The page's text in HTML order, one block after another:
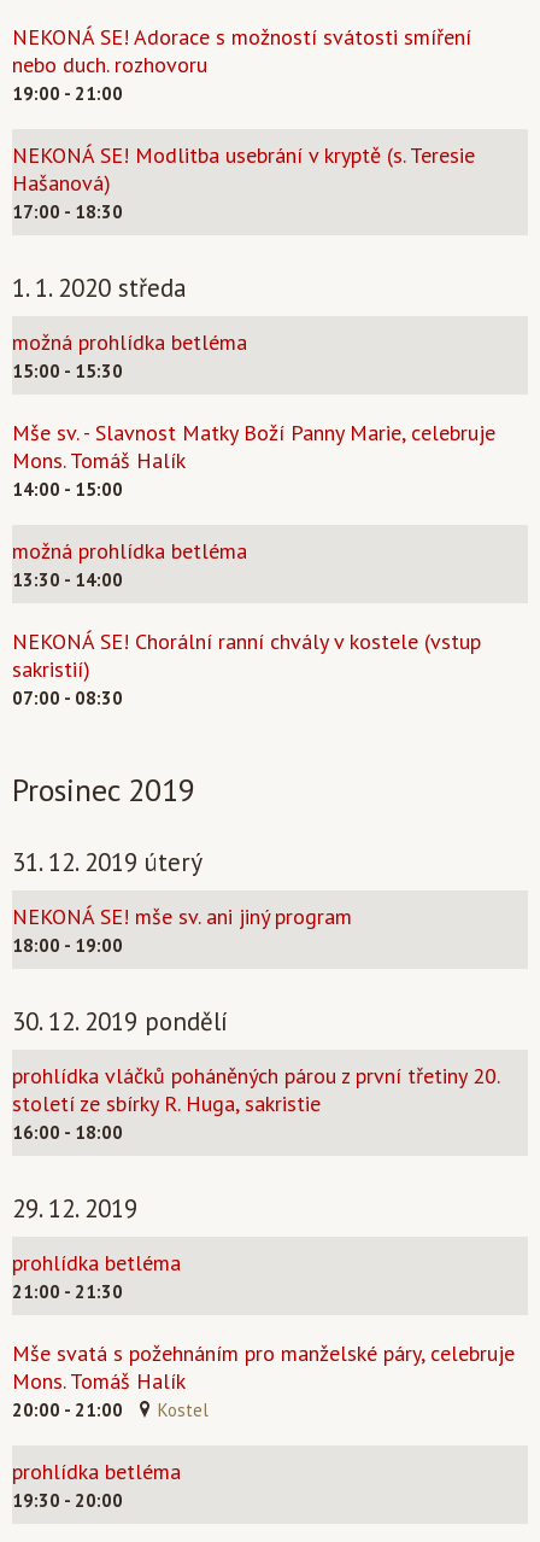
NEKONÁ SE! Adorace s možností svátosti smíření
nebo duch. rozhovoru
19:00 - 21:00
NEKONÁ SE! Modlitba usebrání v kryptě (s. Teresie
Hašanová)
17:00 - 18:30
1. 1. 2020 středa
možná prohlídka betléma
15:00 - 15:30
Mše sv. - Slavnost Matky Boží Panny Marie, celebruje
Mons. Tomáš Halík
14:00 - 15:00
možná prohlídka betléma
13:30 - 14:00
NEKONÁ SE! Chorální ranní chvály v kostele (vstup
sakristií)
07:00 - 08:30
Prosinec 2019
31. 12. 2019 úterý
NEKONÁ SE! mše sv. ani jiný program
18:00 - 19:00
30. 12. 2019 pondělí
prohlídka vláčků poháněných párou z první třetiny 20.
století ze sbírky R. Huga, sakristie
16:00 - 18:00
29. 12. 2019
prohlídka betléma
21:00 - 21:30
Mše svatá s požehnáním pro manželské páry, celebruje
Mons. Tomáš Halík
20:00 - 21:00 Kostel
prohlídka betléma
19:30 - 20:00